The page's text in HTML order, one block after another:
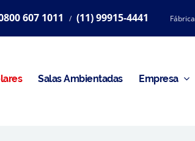
607 1011 / (11) 99915-4441 Fábrica
Salas Ambientadas Empresa